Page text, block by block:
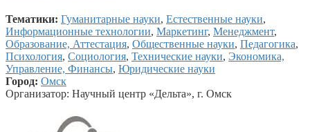
Тематики: Гуманитарные науки, Естественные науки,
Информационные технологии, Маркетинг, Менеджмент,
Образование, Аттестация, Общественные науки, Педагогика,
Психология, Социология, Технические науки, Экономика,
Управление, Финансы, Юридические науки
Город: Омск
Организатор: Научный центр «Дельта», г. Омск